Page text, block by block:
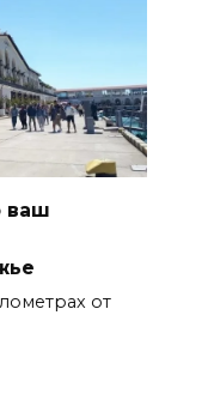
ваш
от